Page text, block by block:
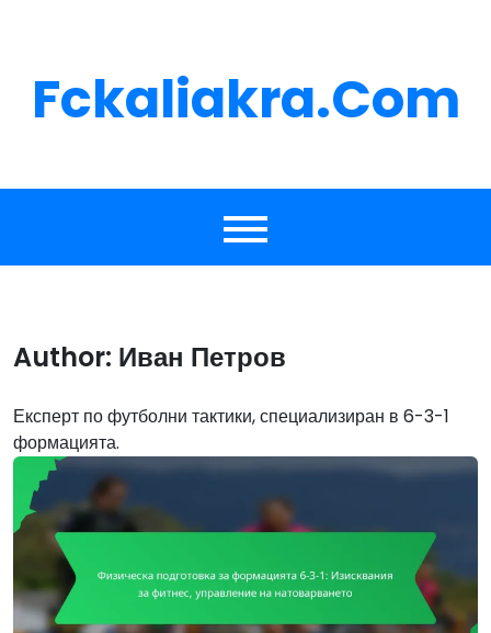
Fckaliakra.com
Author: Иван Петров
Експерт по футболни тактики, специализиран в 6-3-1
формацията.